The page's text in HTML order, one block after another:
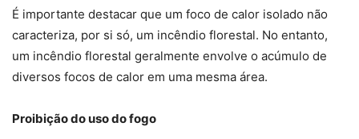
É importante destacar que um foco de calor isolado não
caracteriza, por si só, um incêndio florestal. No entanto,
um incêndio florestal geralmente envolve o acúmulo de
diversos focos de calor em uma mesma área.
Proibição do uso do fogo